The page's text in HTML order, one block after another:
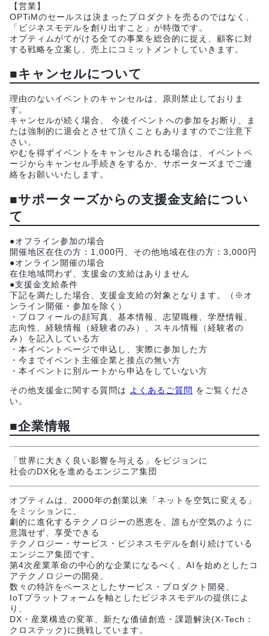
【営業】
OPTiMのセールスは決まったプロダクトを売るのではなく、
「ビジネスモデルを創り出すこと」が特徴です。
オプティムがてがける全ての事業を総合的に捉え、顧客に対
する戦略を立案し、売上にコミットメントしていきます。
■キャンセルについて
理由のないイベントのキャンセルは、原則禁止しておりま
す。
キャンセルが続く場合、 今後イベントへの参加をお断り、ま
たは強制的に退会とさせて頂くこともありますのでご注意下
さい。
やむを得ずイベントをキャンセルされる場合は、イベントペ
ージからキャンセル手続きをするか、サポーターズまでご連
絡をお願いいたします。
■サポーターズからの支援金支給につい
て
●オフライン参加の場合
開催地区在住の方：1,000円、その他地域在住の方：3,000円
●オンライン開催の場合
在住地域問わず、支援金の支給はありません
●支援金支給条件
下記を満たした場合、支援金支給の対象となります。（※オ
ンライン開催・参加を除く）
・プロフィールの顔写真、基本情報、志望職種、学歴情報、
志向性、経験情報（経験者のみ）、スキル情報（経験者の
み）を記入している方
・本イベントページで申込し、実際に参加した方
・今までイベント主催企業と接点の無い方
・本イベントに別ルートから申込をしていない方
その他支援金に関する質問は よくあるご質問 をご覧くださ
い。
■企業情報
「世界に大きく良い影響を与える」をビジョンに
社会のDX化を進めるエンジニア集団
オプティムは、2000年の創業以来「ネットを空気に変える」
をミッションに、
劇的に進化するテクノロジーの恩恵を、誰もが空気のように
意識せず、享受できる
テクノロジー・サービス・ビジネスモデルを創り続けている
エンジニア集団です。
第4次産業革命の中心的な企業になるべく、AIを始めとしたコ
アテクノロジーの開発、
数々の特許をベースとしたサービス・プロダクト開発、
IoTプラットフォームを軸としたビジネスモデルの提供によ
り、
DX・産業構造の変革、新たな価値創造・課題解決(X-Tech：
クロステック)に挑戦しています。